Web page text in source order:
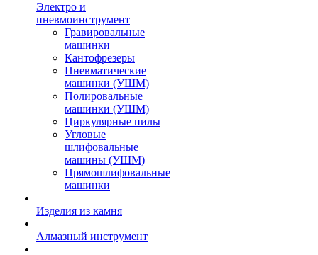
Электро и
пневмоинструмент
Гравировальные
машинки
Кантофрезеры
Пневматические
машинки (УШМ)
Полировальные
машинки (УШМ)
Циркулярные пилы
Угловые
шлифовальные
машины (УШМ)
Прямошлифовальные
машинки
Изделия из камня
Алмазный инструмент